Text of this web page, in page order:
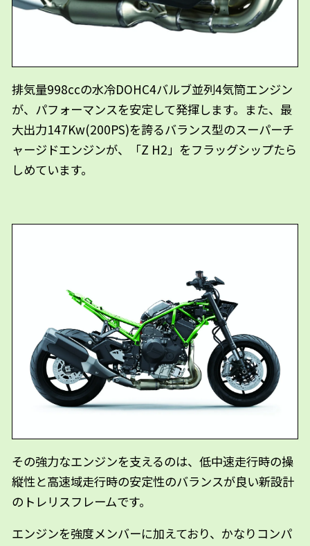
排気量998ccの水冷DOHC4バルブ並列4気筒エンジン
が、パフォーマンスを安定して発揮します。また、最
大出力147Kw(200PS)を誇るバランス型のスーパーチ
ャージドエンジンが、「Z H2」をフラッグシップたら
しめています。
その強力なエンジンを支えるのは、低中速走行時の操
縦性と高速域走行時の安定性のバランスが良い新設計
のトレリスフレームです。
エンジンを強度メンバーに加えており、かなりコンパ